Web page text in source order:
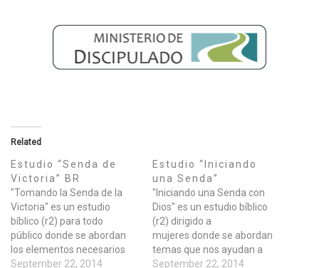
Related
Estudio “Senda de
Victoria” BR
"Tomando la Senda de la
Victoria" es un estudio
bíblico (r2) para todo
público donde se abordan
los elementos necesarios
para encaminar nuestra
September 22, 2014
Estudio “Iniciando
una Senda”
"Iniciando una Senda con
Dios" es un estudio bíblico
(r2) dirigido a
mujeres donde se abordan
temas que nos ayudan a
iniciar una relación con Dios.
September 22, 2014